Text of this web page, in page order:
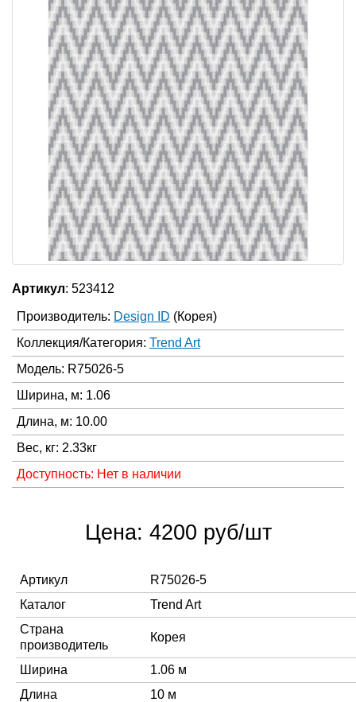
Артикул: 523412
Производитель: Design ID (Корея)
Коллекция/Категория: Trend Art
Модель: R75026-5
Ширина, м: 1.06
Длина, м: 10.00
Вес, кг: 2.33кг
Доступность: Нет в наличии
Цена: 4200 руб/шт
Артикул
R75026-5
Каталог
Trend Art
Страна
производитель
Корея
Ширина
1.06 м
Длина
10 м